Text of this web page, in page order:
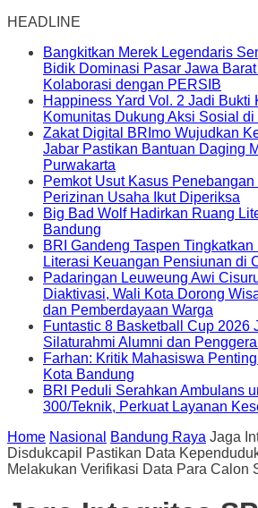
HEADLINE
Bangkitkan Merek Legendaris
Bidik Dominasi Pasar Jawa
Kolaborasi dengan PERSIB
Happiness Yard Vol. 2 Jadi Bukti
Komunitas Dukung Aksi Sosial di
Zakat Digital BRImo Wujudkan
Jabar Pastikan Bantuan Daging
Purwakarta
Pemkot Usut Kasus
Perizinan Usaha Ikut Diperiksa
Big Bad Wolf Hadirkan Ruang
Bandung
BRI Gandeng Taspen
Literasi Keuangan Pensiunan di
Padaringan Leuweung Awi
Diaktivasi, Wali Kota Dorong
dan Pemberdayaan Warga
Funtastic 8 Basketball Cup 2026
Silaturahmi Alumni dan
Farhan: Kritik Mahasiswa
Kota Bandung
BRI Peduli Serahkan Ambulans
300/Teknik, Perkuat Layanan
Home Nasional Bandung Raya Jaga
Disdukcapil Pastikan Data
Melakukan Verifikasi Data Para Calon